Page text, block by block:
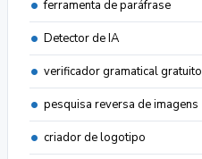
ferramenta de paráfrase
Detector de IA
verificador gramatical gratuito
pesquisa reversa de imagens
criador de logotipo